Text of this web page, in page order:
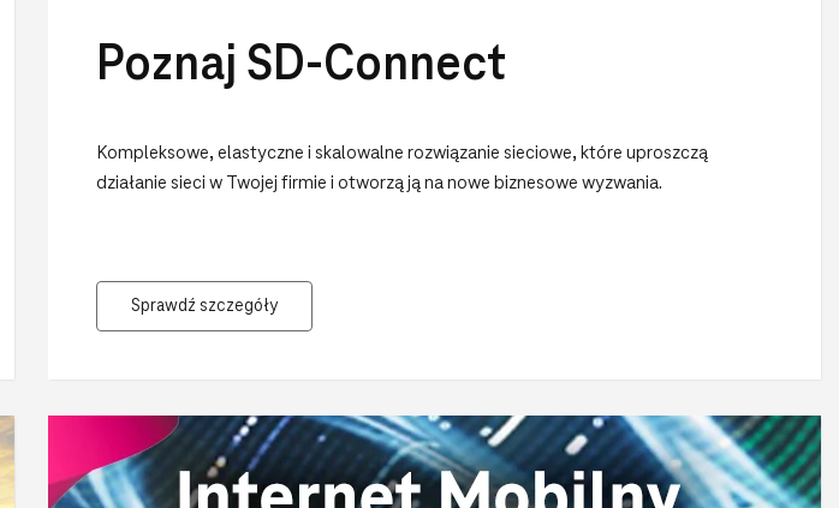
Poznaj SD-Connect
Kompleksowe, elastyczne i skalowalne rozwiązanie sieciowe, które uproszczą
działanie sieci w Twojej firmie i otworzą ją na nowe biznesowe wyzwania.
Sprawdź szczegóły